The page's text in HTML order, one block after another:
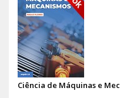
Ciência de Máquinas e